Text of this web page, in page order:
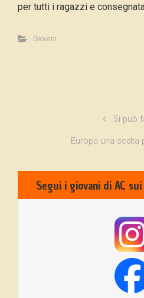
per tutti i ragazzi e
Giovani
Si può
Europa una scelta
Segui i giovani di AC